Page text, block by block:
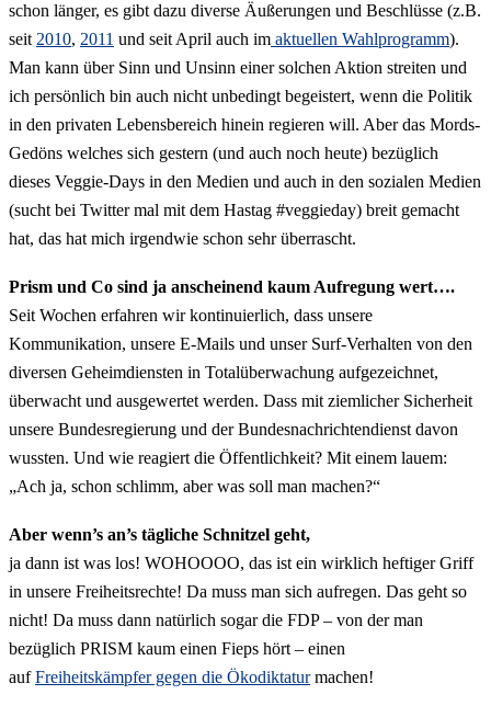
schon länger, es gibt dazu diverse Äußerungen und Beschlüsse (z.B.
seit2010, 2011 und seit April auch im aktuellen Wahlprogramm).
Man kann über Sinn und Unsinn einer solchen Aktion streiten und
ich persönlich bin auch nicht unbedingt begeistert, wenn die Politik
in den privaten Lebensbereich hinein regieren will. Aber das Mords-
Gedöns welches sich gestern (und auch noch heute) bezüglich
dieses Veggie-Days in den Medien und auch in den sozialen Medien
(sucht bei Twitter mal mit dem Hastag #veggieday) breit gemacht
hat, das hat mich irgendwie schon sehr überrascht.
Prism und Co sind ja anscheinend kaum Aufregung wert….
Seit Wochen erfahren wir kontinuierlich, dass unsere
Kommunikation, unsere E-Mails und unser Surf-Verhalten von den
diversen Geheimdiensten in Totalüberwachung aufgezeichnet,
überwacht und ausgewertet werden. Dass mit ziemlicher Sicherheit
unsere Bundesregierung und der Bundesnachrichtendienst davon
wussten. Und wie reagiert die Öffentlichkeit? Mit einem lauem:
„Ach ja, schon schlimm, aber was soll man machen?“
Aber wenn’s an’s tägliche Schnitzel geht,
ja dann ist was los! WOHOOOO, das ist ein wirklich heftiger Griff
in unsere Freiheitsrechte! Da muss man sich aufregen. Das geht so
nicht! Da muss dann natürlich sogar die FDP – von der man
bezüglich PRISM kaum einen Fieps hört – einen
aufFreiheitskämpfer gegen die Ökodiktaturmachen!